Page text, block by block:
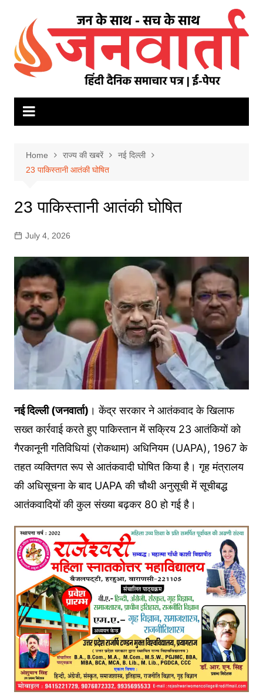
content
Home राज्य की खबरें
नई दिल्ली
23 पाकिस्तानी आतंकी घोषित
23 पाकिस्तानी आतंकी घोषित
July 4, 2026
नई दिल्ली (जनवार्ता) । केंद्र सरकार ने आतंकवाद के खिलाफ
सख्त कार्रवाई करते हुए पाकिस्तान में सक्रिय 23 आतंकियों को
गैरकानूनी गतिविधियां (रोकथाम) अधिनियम (UAPA), 1967 के
तहत व्यक्तिगत रूप से आतंकवादी घोषित किया है। गृह मंत्रालय
की अधिसूचना के बाद UAPA की चौथी अनुसूची में सूचीबद्ध
आतंकवादियों की कुल संख्या बढ़कर 80 हो गई है।